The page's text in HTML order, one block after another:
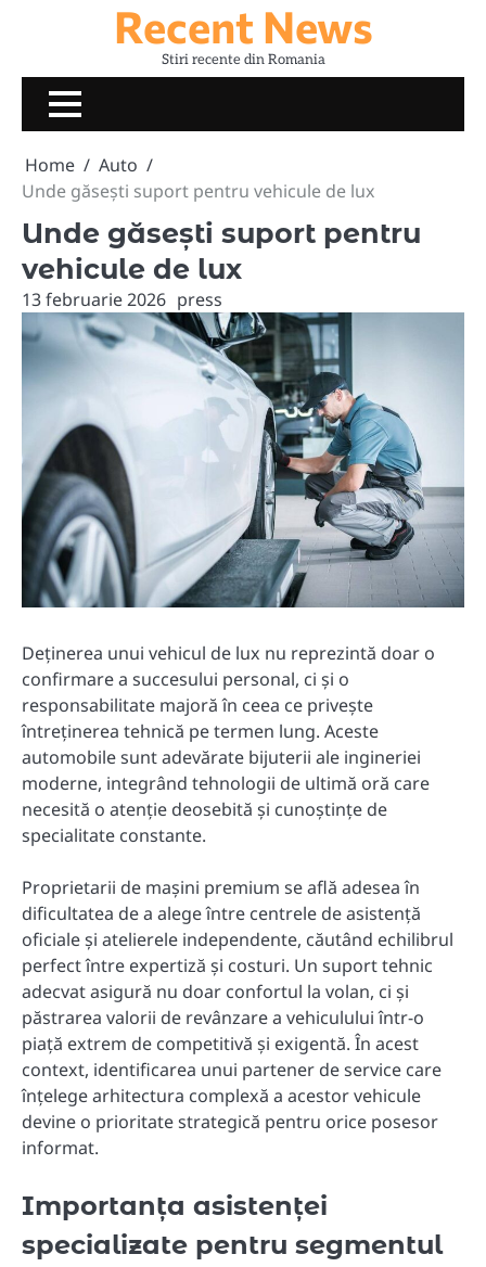
Recent News
Stiri recente din Romania
Home
Auto
Unde găsești suport pentru vehicule de lux
Unde găsești suport pentru
vehicule de lux
13 februarie 2026 press
Deținerea unui vehicul de lux nu reprezintă doar o
confirmare a succesului personal, ci și o
responsabilitate majoră în ceea ce privește
întreținerea tehnică pe termen lung. Aceste
automobile sunt adevărate bijuterii ale ingineriei
moderne, integrând tehnologii de ultimă oră care
necesită o atenție deosebită și cunoștințe de
specialitate constante.
Proprietarii de mașini premium se află adesea în
dificultatea de a alege între centrele de asistență
oficiale și atelierele independente, căutând echilibrul
perfect între expertiză și costuri. Un suport tehnic
adecvat asigură nu doar confortul la volan, ci și
păstrarea valorii de revânzare a vehiculului într-o
piață extrem de competitivă și exigentă. În acest
context, identificarea unui partener de service care
înțelege arhitectura complexă a acestor vehicule
devine o prioritate strategică pentru orice posesor
informat.
Importanța asistenței
specializate pentru segmentul